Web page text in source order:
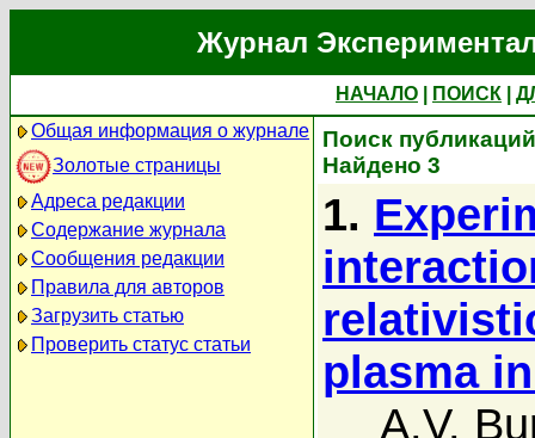
Журнал
НАЧАЛО ПОИСК
Общая информация о журнале
Золотые страницы
Адреса редакции
Содержание журнала
Сообщения редакции
Правила для авторов
Загрузить статью
Проверить статус статьи
Поиск
Найдено 3
1.
plasma
A.V.